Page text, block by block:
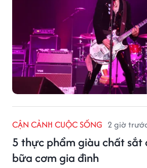
CẬN CẢNH CUỘC SỐNG 2 giờ
5 thực phẩm giàu chất sắt
bữa cơm gia đình